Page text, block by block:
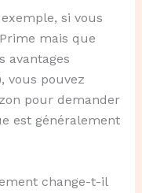
si vous
mais que
avantages
vous pouvez
pour demander
est généralement
change-t-il